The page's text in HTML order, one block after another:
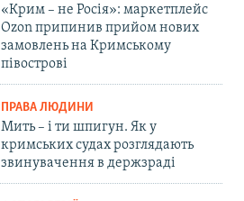
«Крим – не Росія»: маркетплейс
Ozon припинив прийом нових
замовлень на Кримському
півострові
ПРАВА ЛЮДИНИ
Мить – і ти шпигун. Як у
кримських судах розглядають
звинувачення в держзраді